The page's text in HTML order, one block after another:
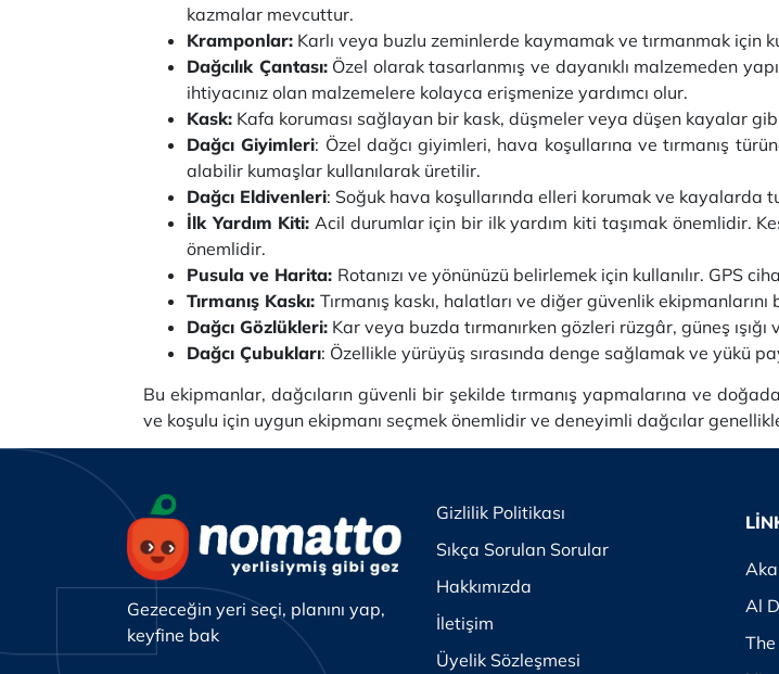
kazmalar mevcuttur.
Kramponlar: Karlı veya buzlu zeminlerde kaymamak ve tırmanmak için
Dağcılık Çantası:Özel olarak tasarlanmış ve dayanıklı malzemeden
ihtiyacınız olan malzemelere kolayca erişmenize yardımcı olur.
Kask: Kafa koruması sağlayan bir kask, düşmeler veya düşen kayalar
Dağcı Giyimleri: Özel dağcı giyimleri, hava koşullarına ve tırmanış
alabilir kumaşlar kullanılarak üretilir.
Dağcı Eldivenleri: Soğuk hava koşullarında elleri korumak ve kayalarda
İlk Yardım Kiti: Acil durumlar için bir ilk yardım kiti taşımak önemlidir.
önemlidir.
Pusula ve Harita: Rotanızı ve yönünüzü belirlemek için kullanılır. GPS
Tırmanış Kaskı: Tırmanış kaskı, halatları ve diğer güvenlik
Dağcı Gözlükleri: Kar veya buzda tırmanırken gözleri rüzgâr, güneş
Dağcı Çubukları: Özellikle yürüyüş sırasında denge sağlamak ve yükü
Bu ekipmanlar, dağcıların güvenli bir şekilde tırmanış yapmalarına ve
ve koşulu için uygun ekipmanı seçmek önemlidir ve deneyimli dağcılar
Gezeceğin yeri seçi, planını yap,
keyfine bak
Gizlilik Politikası
Sıkça Sorulan Sorular
Hakkımızda
İletişim
Üyelik Sözleşmesi
Al